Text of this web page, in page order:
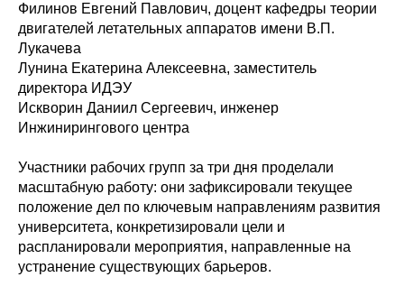
Филинов Евгений Павлович, доцент кафедры теории
двигателей летательных аппаратов имени В.П.
Лукачева
Лунина Екатерина Алексеевна, заместитель
директора ИДЭУ
Искворин Даниил Сергеевич, инженер
Инжинирингового центра
Участники рабочих групп за три дня проделали
масштабную работу: они зафиксировали текущее
положение дел по ключевым направлениям развития
университета, конкретизировали цели и
распланировали мероприятия, направленные на
устранение существующих барьеров.